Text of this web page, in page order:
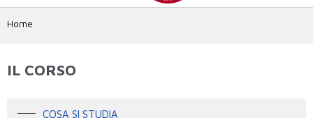
Home
IL CORSO
COSA SI STUDIA